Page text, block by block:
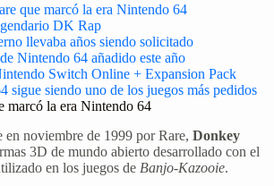
que marcó la era Nintendo 64
DK Rap
llevaba años siendo solicitado
Nintendo 64 añadido este año
Switch Online + Expansion Pack
sigue siendo uno de los juegos más pedidos
marcó la era Nintendo 64
noviembre de 1999 por Rare, Donkey
3D de mundo abierto desarrollado con el
en los juegos de Banjo-Kazooie.